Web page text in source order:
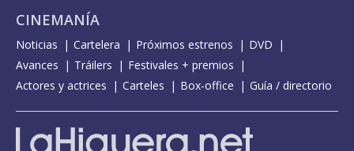
CINEMANÍA
Noticias Cartelera Próximos estrenos
DVD
Avances
Tráilers
Festivales + premios
Actores y actrices
Carteles Box-office Guía / directorio